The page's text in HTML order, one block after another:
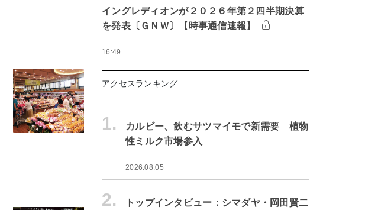
イングレディオンが２０２６年第２四半期決算
を発表〔ＧＮＷ〕【時事通信速報】
16:49
アクセスランキング
1.
カルビー、飲むサツマイモで新需要 植物
性ミルク市場参入
2026.08.05
2.
トップインタビュー：シマダヤ・岡田賢二